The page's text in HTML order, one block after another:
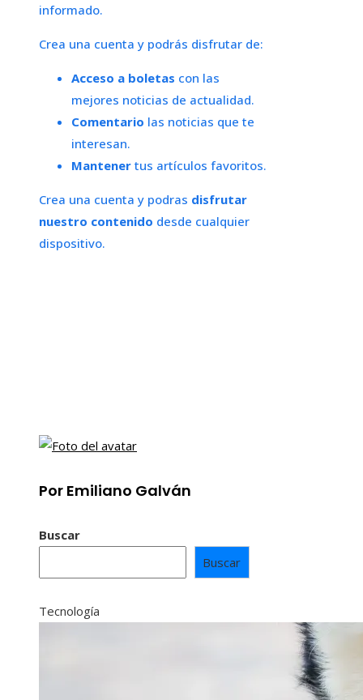
informado.
Crea una cuenta y podrás disfrutar de:
Acceso a boletas con las
mejores noticias de actualidad.
Comentario las noticias que te
interesan.
Mantener tus artículos favoritos.
Crea una cuenta y podras disfrutar
nuestro contenido desde cualquier
dispositivo.
Por Emiliano Galván
Buscar
Buscar
Tecnología